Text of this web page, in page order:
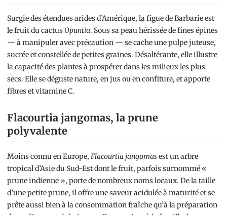
Surgie des étendues arides d’Amérique, la figue de Barbarie est
le fruit du cactusOpuntia. Sous sa peau hérissée de fines épines
— à manipuler avec précaution — se cache une pulpe juteuse,
sucrée et constellée de petites graines. Désaltérante, elle illustre
la capacité des plantes à prospérer dans les milieux les plus
secs. Elle se déguste nature, en jus ou en confiture, et apporte
fibres et vitamine C.
Flacourtia jangomas, la prune
polyvalente
Moins connu en Europe, Flacourtia jangomasest un arbre
tropical d’Asie du Sud-Est dont le fruit, parfois surnommé «
prune indienne », porte de nombreux noms locaux. De la taille
d’une petite prune, il offre une saveur acidulée à maturité et se
prête aussi bien à la consommation fraîche qu’à la préparation